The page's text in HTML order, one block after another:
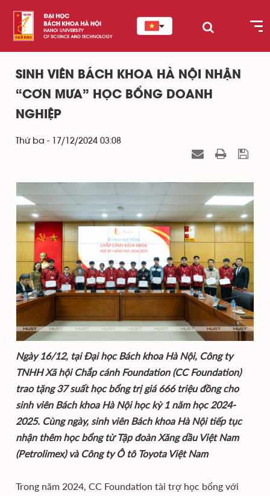
SINH VIÊN BÁCH KHOA HÀ NỘI NHẬN
“CƠN MƯA” HỌC BỔNG DOANH
NGHIỆP
Thứ ba - 17/12/2024 03:08
Ngày 16/12, tại Đại học Bách khoa Hà Nội, Công ty
TNHH Xã hội Chắp cánh Foundation (CC Foundation)
trao tặng 37 suất học bổng trị giá 666 triệu đồng cho
sinh viên Bách khoa Hà Nội học kỳ 1 năm học 2024-
2025. Cùng ngày, sinh viên Bách khoa Hà Nội tiếp tục
nhận thêm học bổng từ Tập đoàn Xăng dầu Việt Nam
(Petrolimex) và Công ty Ô tô Toyota Việt Nam
Trong năm 2024, CC Foundation tài trợ học bổng với